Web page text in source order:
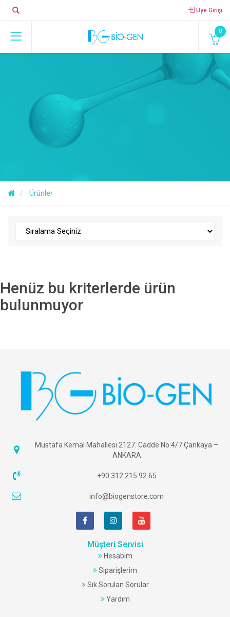
Üye Girişi
0
Ürünler
Henüz bu kriterlerde ürün
bulunmuyor
Mustafa Kemal Mahallesi 2127. Cadde No:4/7 Çankaya –
ANKARA
+90 312 215 92 65
info@biogenstore.com
Müşteri Servisi
Hesabım
Siparişlerim
Sık Sorulan Sorular
Yardım